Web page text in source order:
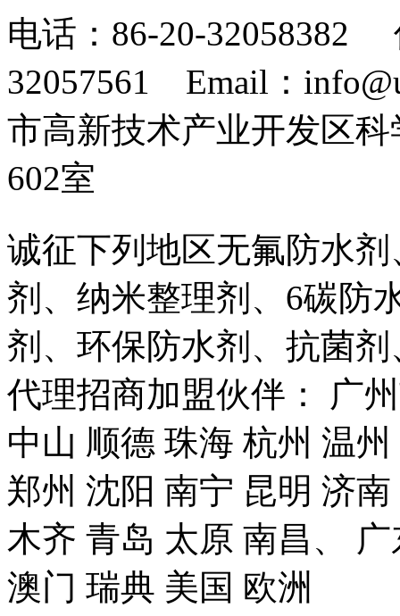
电话：86-20-32058382
32057561 Email：
市高新技术产业开发区
602室
诚征下列地区无氟防水
剂、纳米整理剂、6碳防
剂、环保防水剂、抗菌
代理招商加盟伙伴： 广
中山 顺德 珠海 杭州 温
郑州 沈阳 南宁 昆明 济
木齐 青岛 太原 南昌、
澳门 瑞典 美国 欧洲